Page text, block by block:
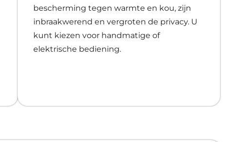
bescherming tegen warmte en kou, zijn
inbraakwerend en vergroten de privacy. U
kunt kiezen voor handmatige of
elektrische bediening.